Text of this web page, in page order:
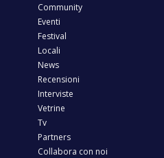
Community
Eventi
Festival
Locali
News
Recensioni
Interviste
Vetrine
Tv
Partners
Collabora con noi